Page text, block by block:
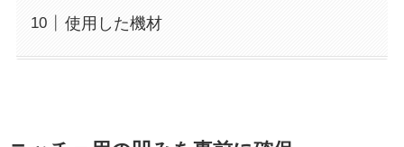
使用した機材